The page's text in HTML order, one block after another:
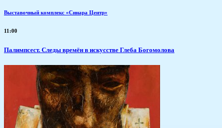
Выставочный комплекс «Синара Центр»
11:00
Палимпсест. Следы времён в искусстве Глеба Богомолова